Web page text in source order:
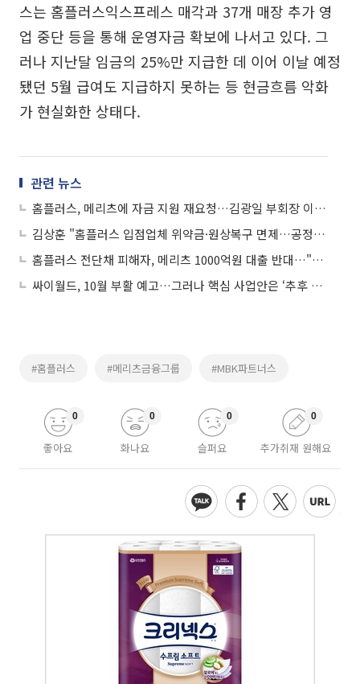
스는 홈플러스익스프레스 매각과 37개 매장 추가 영
업 중단 등을 통해 운영자금 확보에 나서고 있다. 그
러나 지난달 임금의 25%만 지급한 데 이어 이날 예정
됐던 5월 급여도 지급하지 못하는 등 현금흐름 악화
가 현실화한 상태다.
관련 뉴스
홈플러스, 메리츠에 자금 지원 재요청…김광일 부회장 이행보증·추가 담보 제시
김상훈 "홈플러스 입점업체 위약금·원상복구 면제…공정위·홈플러스 협상 타결"
홈플러스 전단채 피해자, 메리츠 1000억원 대출 반대…"MBK 책임 회피"
싸이월드, 10월 부활 예고…그러나 핵심 사업안은 ‘추후 공개’
#홈플러스 #메리츠금융그룹 #MBK파트너스
좋아요
0
화나요
0
슬퍼요
0
추가취재 원해요
0